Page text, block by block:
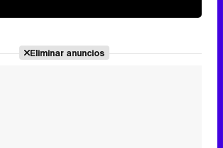
Eliminar anuncios